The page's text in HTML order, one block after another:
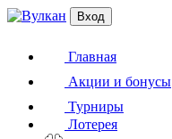
Вход
Главная
Акции и бонусы
Турниры
Лотерея